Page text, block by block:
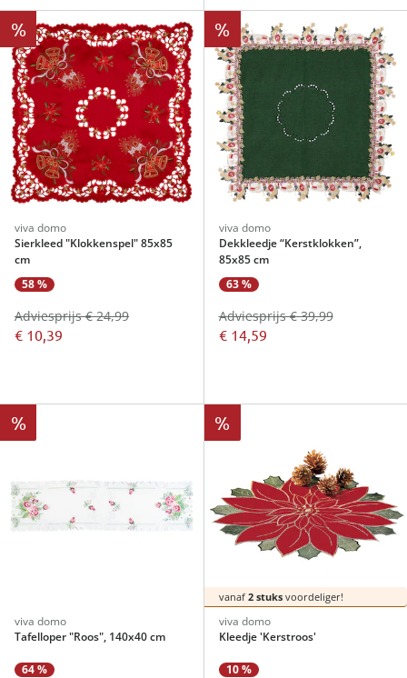
%
viva domo
Sierkleed "Klokkenspel" 85x85
cm
58 %
€ 10,39
Adviesprijs € 24,99
%
viva domo
Dekkleedje “Kerstklokken”,
85x85 cm
63 %
€ 14,59
Adviesprijs € 39,99
%
viva domo
Tafelloper "Roos", 140x40 cm
64 %
%
vanaf 2 stuksvoordeliger!
viva domo
Kleedje 'Kerstroos'
10 %